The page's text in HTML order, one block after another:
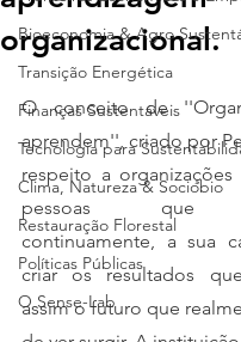
Bioeconomia & Agro
Transição Energética
Finanças Sustentáveis
Tecnologia para
Clima, Natureza & Sociobio
Restauração Florestal
Políticas Públicas
O Sense-Lab
organizacional.
O conceito de
aprendem'', criado por
respeito a
pessoas que
continuamente, a sua
criar os resultados
assim o futuro que